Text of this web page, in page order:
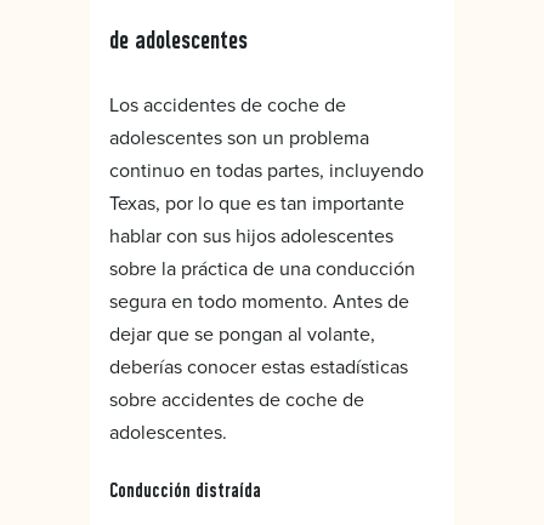
de adolescentes
Los accidentes de coche de
adolescentes son un problema
continuo en todas partes, incluyendo
Texas, por lo que es tan importante
hablar con sus hijos adolescentes
sobre la práctica de una conducción
segura en todo momento. Antes de
dejar que se pongan al volante,
deberías conocer estas estadísticas
sobre accidentes de coche de
adolescentes.
Conducción distraída